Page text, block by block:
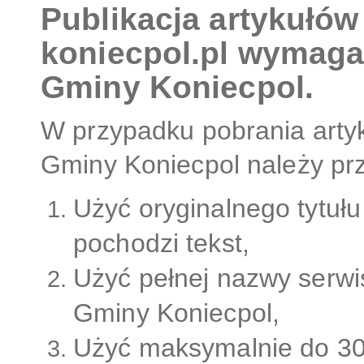
Publikacja
koniecpol.pl
Gminy Koniecpol.
W przypadku pobrania
Gminy Koniecpol należy
Użyć oryginalnego
pochodzi tekst,
Użyć pełnej nazwy
Gminy Koniecpol,
Użyć maksymalnie do